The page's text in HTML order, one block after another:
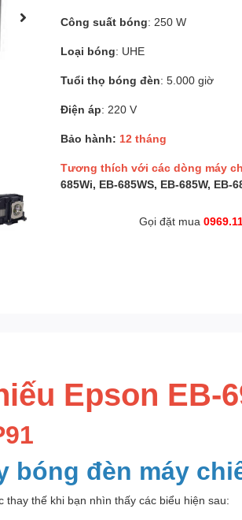
Công suất bóng: 250 W
Loại bóng: UHE
Tuổi thọ bóng đèn: 5.000 giờ
Điện áp: 220 V
Bảo hành: 12 tháng
Tương thích với các dòng máy
685Wi, EB-685WS, EB-685W, EB-
Gọi đặt mua
Epson EB-
bóng đèn máy
thay thế khi bạn nhìn thấy các biểu hiện sau: